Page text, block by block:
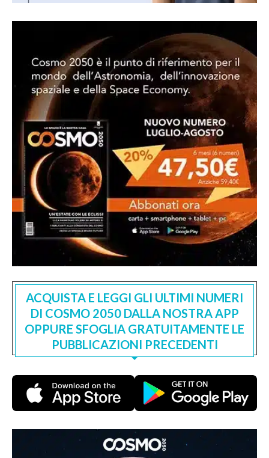
ACQUISTA E LEGGI GLI ULTIMI NUMERI
DI COSMO 2050 DALLA NOSTRA APP
OPPURE SFOGLIA GRATUITAMENTE LE
PUBBLICAZIONI PRECEDENTI